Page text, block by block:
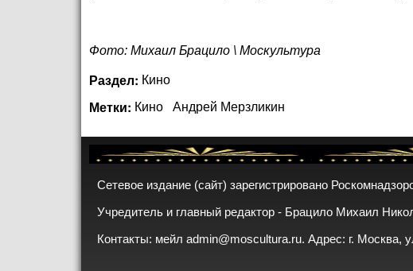
Фото: Михаил Брацило \ Москультура
Раздел: Кино
Метки: Кино Андрей Мерзликин
Сетевое издание (сайт) зарегистрировано
Учредитель и главный редактор - Брацило Михаил
Контакты: мейл admin@moscultura.ru. Адрес: г. Москва,